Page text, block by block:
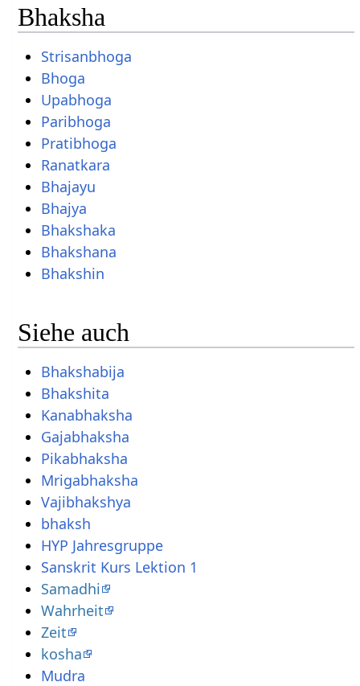
Bhaksha
Strisanbhoga
Bhoga
Upabhoga
Paribhoga
Pratibhoga
Ranatkara
Bhajayu
Bhajya
Bhakshaka
Bhakshana
Bhakshin
Siehe auch
Bhakshabija
Bhakshita
Kanabhaksha
Gajabhaksha
Pikabhaksha
Mrigabhaksha
Vajibhakshya
bhaksh
HYP Jahresgruppe
Sanskrit Kurs Lektion 1
Samadhi
Wahrheit
Zeit
kosha
Mudra